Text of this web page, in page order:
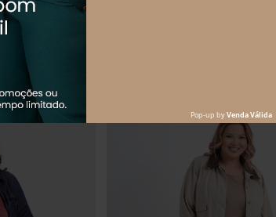
Os mais vendidos